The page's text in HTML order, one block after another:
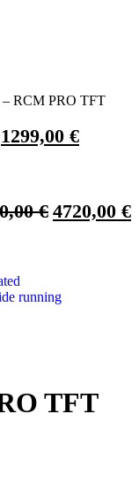
– RCM PRO TFT
O
2490,00 €.
1299,00 €O
1299,00
€ O
5900,00 €.
4720,00 €
TFT